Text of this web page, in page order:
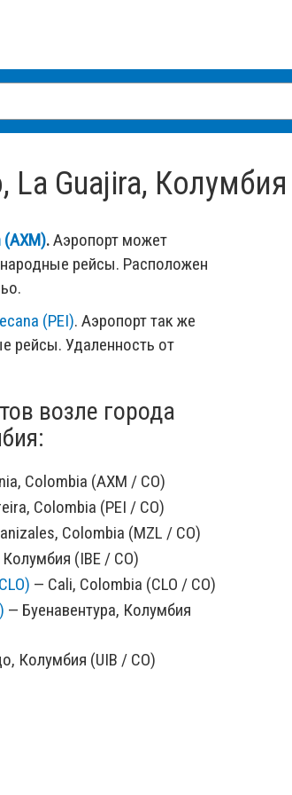
Guajira,
(AXM).Аэропорт может
рейсы. Расположен
(PEI). Аэропорт так же
рейсы. Удаленность от
возле города
Colombia (AXM / CO)
Colombia (PEI / CO)
Colombia (MZL / CO)
(IBE / CO)
— Cali, Colombia (CLO / CO)
— Буенавентура, Колумбия
Колумбия (UIB / CO)